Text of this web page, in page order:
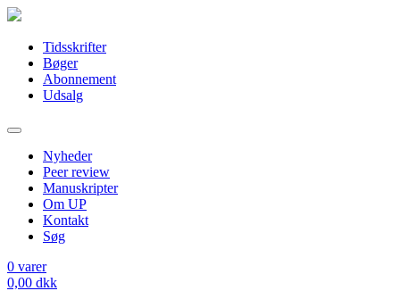
Tidsskrifter
Bøger
Abonnement
Udsalg
Nyheder
Peer review
Manuskripter
Om UP
Kontakt
Søg
0 varer
0,00 dkk